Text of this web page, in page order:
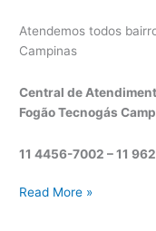
Atendemos todos
Campinas
Central de
Fogão Tecnogás
11 4456-7002 – 11
A
Read More »